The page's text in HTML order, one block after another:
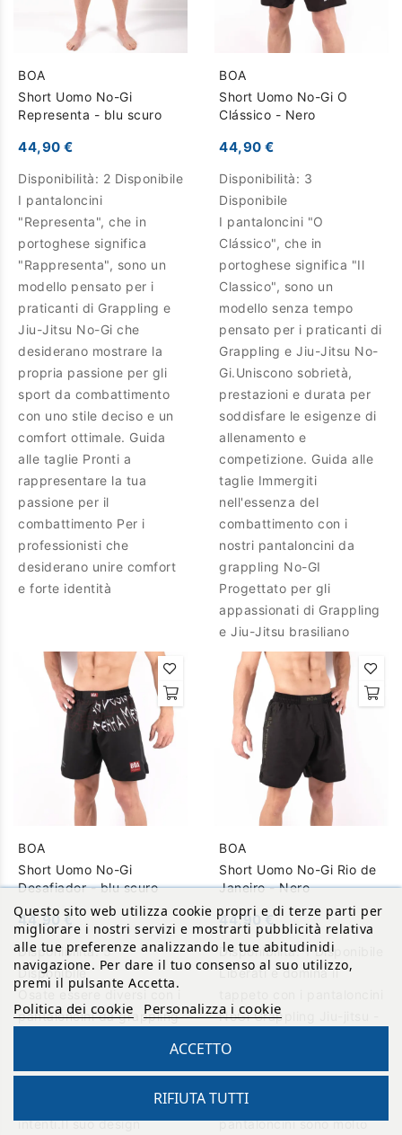
BOA
Short Uomo No-Gi
Representa - blu scuro
44,90 €
Disponibilità: 2 Disponibile
I pantaloncini
"Representa", che in
portoghese significa
"Rappresenta", sono un
modello pensato per i
praticanti di Grappling e
Jiu-Jitsu No-Gi che
desiderano mostrare la
propria passione per gli
sport da combattimento
con uno stile deciso e un
comfort ottimale. Guida
alle taglie Pronti a
rappresentare la tua
passione per il
combattimento Per i
professionisti che
desiderano unire comfort
e forte identità
BOA
Short Uomo No-Gi O
Clássico - Nero
44,90 €
Disponibilità: 3
Disponibile
I pantaloncini "O
Clássico", che in
portoghese significa "Il
Classico", sono un
modello senza tempo
pensato per i praticanti di
Grappling e Jiu-Jitsu No-
Gi.Uniscono sobrietà,
prestazioni e durata per
soddisfare le esigenze di
allenamento e
competizione. Guida alle
taglie Immergiti
nell'essenza del
combattimento con i
nostri pantaloncini da
grappling No-GI
Progettato per gli
appassionati di Grappling
e Jiu-Jitsu brasiliano
BOA
Short Uomo No-Gi
Desafiador - blu scuro
44,90 €
Disponibilità:5
Disponibile
Osate essere diversi con i
pantaloncini da grappling
equipaggiamento, sono
intenti.Il suo design
BOA
Short Uomo No-Gi Rio de
Janeiro - Nero
44,90 €
Disponibilità:1 Disponibile
Liberati e domina il
NoGi Grappling Jiu-jitsu -
Fightwear.Progettati per i
combattenti che osano
distinguersi, questi
pantaloncini sono molto
Questo sito web utilizza cookie propri e di terze parti per
migliorare i nostri servizi e mostrarti pubblicità relativa
alle tue preferenze analizzando le tue abitudinidi
navigazione. Per dare il tuo consenso al suo utilizzo,
premi il pulsante Accetta.
Politica dei cookie Personalizza i cookie
RIFIUTA TUTTI
ACCETTO